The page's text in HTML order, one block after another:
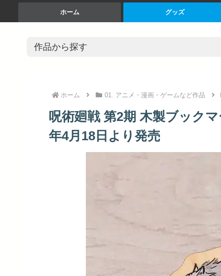
ホーム グッズ
ホーム 01. アニメ・漫画・ゲームなど作品
呪術廻戦 第2期 木製ブック
年4月18日より発売